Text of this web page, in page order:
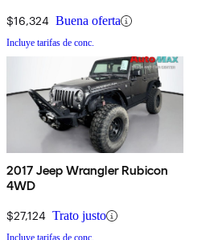
$16,324 Buena oferta
Incluye tarifas de conc.
2017 Jeep Wrangler Rubicon
4WD
$27,124 Trato justo
Incluye tarifas de conc.